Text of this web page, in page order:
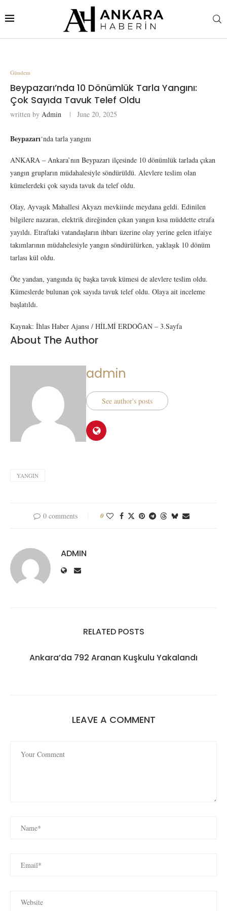
Gündem
Beypazarı’nda 10 Dönümlük Tarla Yangını:
Çok Sayıda Tavuk Telef Oldu
written by Admin June 20, 2025
Beypazarı‘nda tarla yangını
ANKARA – Ankara’nın Beypazarı ilçesinde 10 dönümlük tarlada çıkan
yangın grupların müdahalesiyle söndürüldü. Alevlere teslim olan
kümelerdeki çok sayıda tavuk da telef oldu.
Olay, Ayvaşık Mahallesi Akyazı mevkiinde meydana geldi. Edinilen
bilgilere nazaran, elektrik direğinden çıkan yangın kısa müddette etrafa
yayıldı. Etraftaki vatandaşların ihbarı üzerine olay yerine gelen itfaiye
takımlarının müdahelesiyle yangın söndürülürken, yaklaşık 10 dönüm
tarlası kül oldu.
Öte yandan, yangında üç başka tavuk kümesi de alevlere teslim oldu.
Kümeslerde bulunan çok sayıda tavuk telef oldu. Olaya ait inceleme
başlatıldı.
Kaynak: İhlas Haber Ajansı / HİLMİ ERDOĞAN – 3.Sayfa
About The Author
admin
See author's posts
YANGIN
0 comments 0
ADMIN
RELATED POSTS
Ankara’da 792 Aranan Kuşkulu Yakalandı
LEAVE A COMMENT